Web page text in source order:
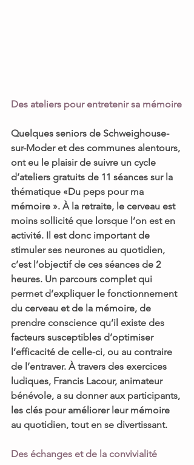
Des ateliers pour entretenir sa mémoire
Quelques seniors de Schweighouse-
sur-Moder et des communes alentours,
ont eu le plaisir de suivre un cycle
d’ateliers gratuits de 11 séances sur la
thématique «Du peps pour ma
mémoire ». À la retraite, le cerveau est
moins sollicité que lorsque l’on est en
activité. Il est donc important de
stimuler ses neurones au quotidien,
c’est l’objectif de ces séances de 2
heures. Un parcours complet qui
permet d’expliquer le fonctionnement
du cerveau et de la mémoire, de
prendre conscience qu’il existe des
facteurs susceptibles d’optimiser
l’efficacité de celle-ci, ou au contraire
de l’entraver. À travers des exercices
ludiques, Francis Lacour, animateur
bénévole, a su donner aux participants,
les clés pour améliorer leur mémoire
au quotidien, tout en se divertissant.
Des échanges et de la convivialité